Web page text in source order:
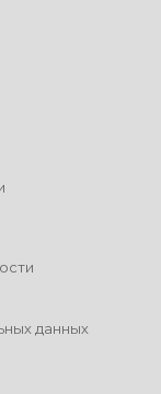
данных